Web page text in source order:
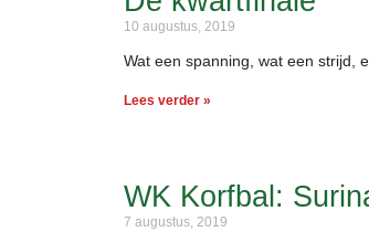
10 augustus, 2019
Wat een spanning, wat een strijd,
Lees verder »
WK Korfbal:
7 augustus, 2019